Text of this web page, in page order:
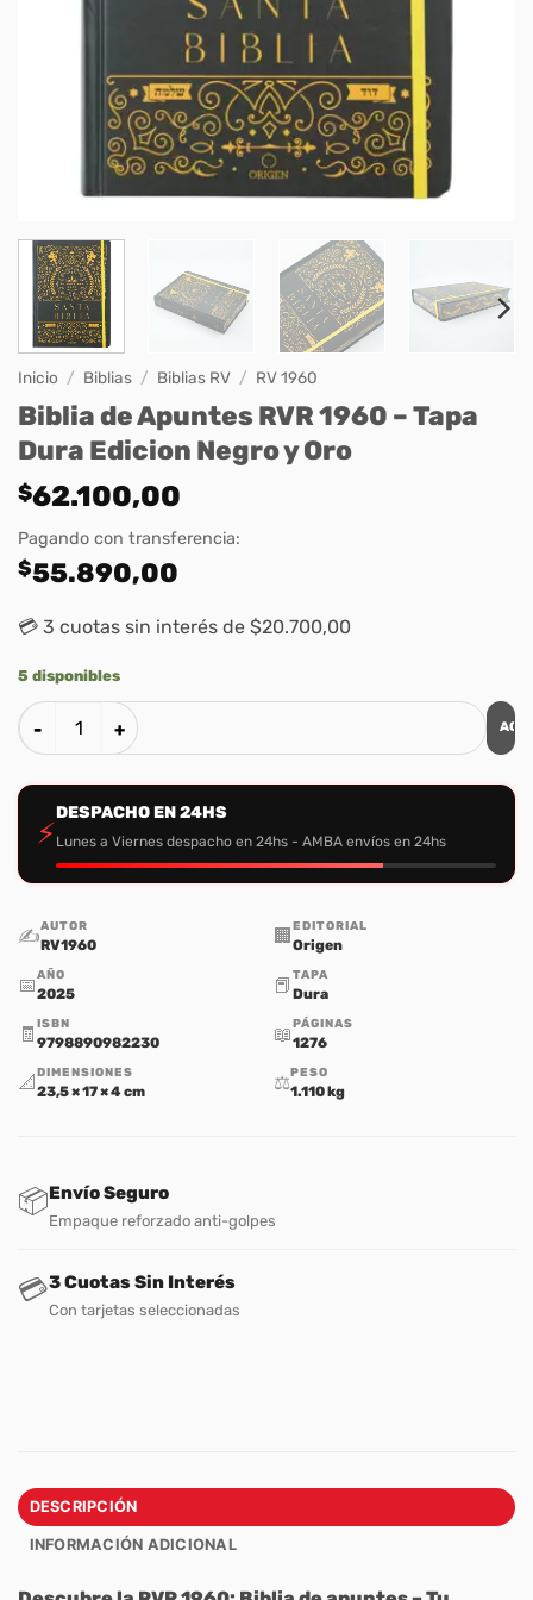
Inicio / Biblias / Biblias RV / RV 1960
Biblia de Apuntes RVR 1960 – Tapa
Dura Edicion Negro y Oro
$62.100,00
Pagando con transferencia:
$55.890,00
💳 3 cuotas sin interés de $20.700,00
5 disponibles
Biblia de Apuntes RVR 1960 - Tapa Dura Edicion Negro y
⚡
DESPACHO EN 24HS
Lunes a Viernes despacho en 24hs - AMBA envíos en 24hs
✍️AUTOR
RV1960 🏢 EDITORIAL
Origen
📅AÑO
2025 📕 TAPA
Dura
🧾 ISBN
9798890982230 📖PÁGINAS
1276
📐 DIMENSIONES
23,5 × 17 × 4 cm ⚖️PESO
1.110 kg
📦Envío Seguro
Empaque reforzado anti-golpes
💳3 Cuotas Sin Interés
Con tarjetas seleccionadas
DESCRIPCIÓN
INFORMACIÓN ADICIONAL